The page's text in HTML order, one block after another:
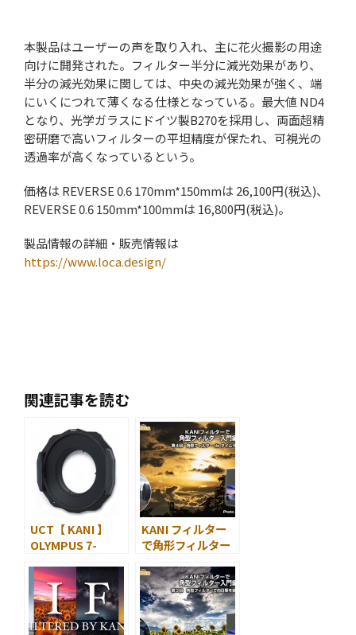
本製品はユーザーの声を取り入れ、主に花火撮影の用途
向けに開発された。フィルター半分に減光効果があり、
半分の減光効果に関しては、中央の減光効果が強く、端
にいくにつれて薄くなる仕様となっている。最大値 ND4
となり、光学ガラスにドイツ製B270を採用し、両面超精
密研磨で高いフィルターの平坦精度が保たれ、可視光の
透過率が高くなっているという。
価格は REVERSE 0.6 170mm*150mmは 26,100円(税込)、
REVERSE 0.6 150mm*100mmは 16,800円(税込)。
製品情報の詳細・販売情報は
https://www.loca.design/
関連記事を読む
UCT【 KANI 】
OLYMPUS 7-
ィルターホルダー
SONY 12-24mm
f4専用フィルター
ホルダーを発売
KANI フィルター
で角形フィルター
第４回 角型フィ
ルター de タイム
ラプス！